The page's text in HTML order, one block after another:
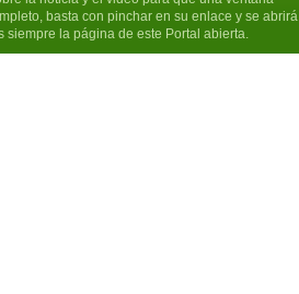
basta con pinchar en su enlace y se abrirá
la página de este Portal abierta.